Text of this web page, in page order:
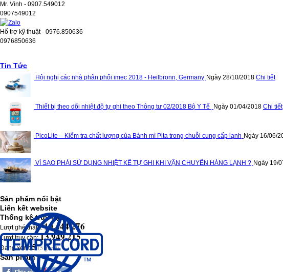
Mr. Vinh - 0907.549012
0907549012
Hổ trợ kỹ thuật - 0976.850636
0976850636
Tin Tức
Hội nghị các nhà phân phối imec 2018 - Heilbronn, Germany Ngày 28/10/2018 Chi tiết
Thiết bị theo dõi nhiệt độ tự ghi theo Thông tư 02/2018 Bộ Y Tế Ngày 01/04/2018 Chi tiết
PicoLite – Kiểm tra chất lượng của Bánh mì Pita trong chuỗi cung cấp lạnh Ngày 16/06/
VÌ SAO PHẢI SỬ DỤNG NHIỆT KẾ TỰ GHI KHI VẬN CHUYỂN HÀNG LẠNH ? Ngày 19/
Sản phẩm nổi bật
Liên kết website
Thống kê truy cập
Lượt ghé thăm:10,444,276
Lượt truy cập:13,949,215
Đang xem: 5(5 guest)
Sản phẩm